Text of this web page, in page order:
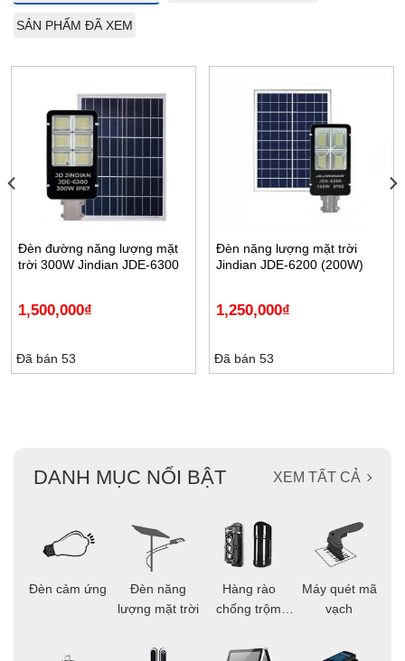
SẢN PHẨM ĐÃ XEM
Đèn đường năng lượng mặt
trời 300W Jindian JDE-6300
1,500,000₫
Đã bán 53
Đèn năng lượng mặt trời
Jindian JDE-6200 (200W)
1,250,000₫
Đã bán 53
DANH MỤC NỔI BẬT XEM TẤT CẢ
Đèn cảm ứng
Đèn năng
lượng mặt trời
Hàng rào
chống trộm
Máy quét mã
vạch